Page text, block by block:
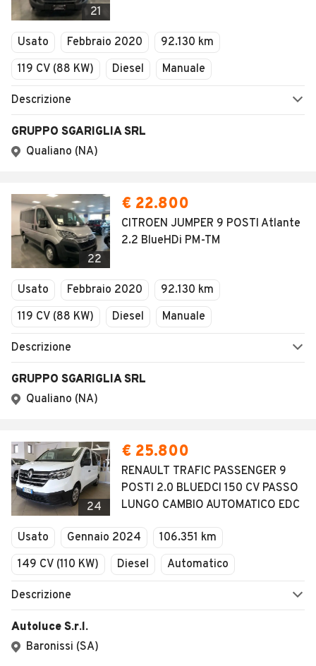
21
Usato Febbraio 2020
92.130 km
119 CV (88 KW)
Diesel Manuale
Descrizione
GRUPPO SGARIGLIA SRL
Qualiano (NA)
22
€ 22.800
CITROEN JUMPER 9 POSTI Atlante
2.2 BlueHDi PM-TM
Usato Febbraio 2020
92.130 km
119 CV (88 KW)
Diesel Manuale
Descrizione
GRUPPO SGARIGLIA SRL
Qualiano (NA)
24
€ 25.800
RENAULT TRAFIC PASSENGER 9
POSTI 2.0 BLUEDCI 150 CV PASSO
LUNGO CAMBIO AUTOMATICO EDC
Usato Gennaio 2024
106.351 km
149 CV (110 KW)
Diesel Automatico
Descrizione
Autoluce S.r.l.
Baronissi (SA)